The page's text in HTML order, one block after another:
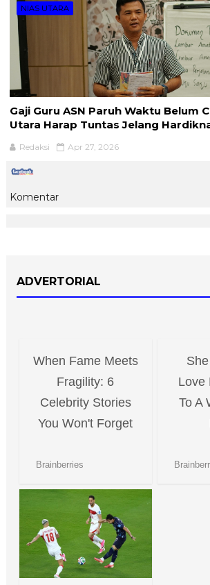
NIAS UTARA
Gaji Guru ASN Paruh Waktu Belum
Utara Harap Tuntas Jelang
Redaksi Apr 27, 2026
Komentar
ADVERTORIAL